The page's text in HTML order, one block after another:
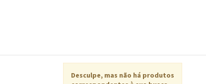
Desculpe, mas não há produtos